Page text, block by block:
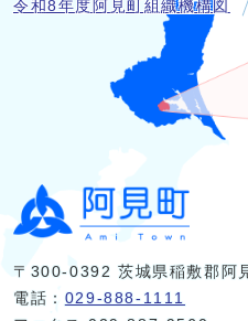
令和8年度阿見町組織機構図
〒300-0392 茨城県稲敷郡阿
電話： 029-888-1111